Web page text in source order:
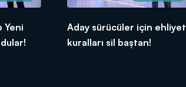
Yeni
Aday sürücüler için ehliyet
kuralları sil baştan!